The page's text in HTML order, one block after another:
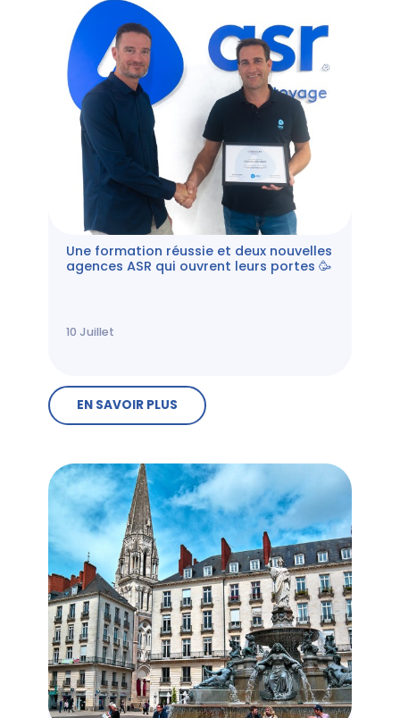
Une formation réussie et deux nouvelles
agences ASR qui ouvrent leurs portes 🥳
10 Juillet
EN SAVOIR PLUS